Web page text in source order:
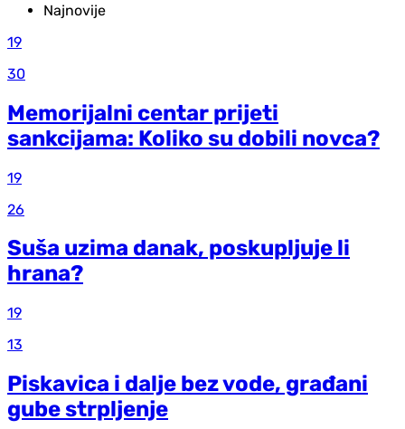
Najnovije
19
30
Memorijalni centar prijeti
sankcijama: Koliko su dobili novca?
19
26
Suša uzima danak, poskupljuje li
hrana?
19
13
Piskavica i dalje bez vode, građani
gube strpljenje